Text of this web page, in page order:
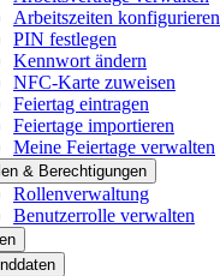
Arbeitszeiten konfigurieren
PIN festlegen
Kennwort ändern
NFC-Karte zuweisen
Feiertag eintragen
Feiertage importieren
Meine Feiertage verwalten
& Berechtigungen
Rollenverwaltung
Benutzerrolle verwalten